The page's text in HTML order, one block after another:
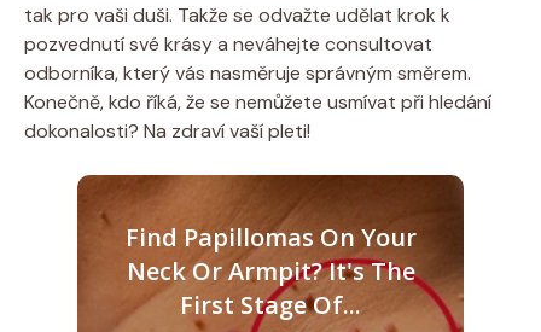
tak pro vaši duši. Takže se odvažte udělat krok k
pozvednutí své krásy a neváhejte consultovat
odborníka, který vás nasměruje správným směrem.
Konečně, kdo říká, že se nemůžete usmívat při hledání
dokonalosti? Na zdraví vaší pleti!
Find Papillomas On Your
Neck Or Armpit? It's The
First Stage Of...